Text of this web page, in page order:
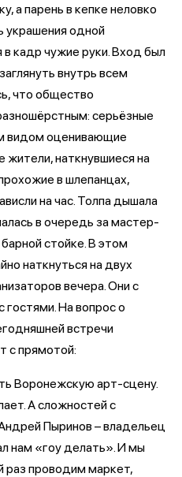
а парень в кепке неловко
украшения одной
кадр чужие руки. Вход был
внутрь всем
что общество
серьёзные
видом оценивающие
наткнувшиеся на
в шлепанцах,
на час. Толпа дышала
в очередь за мастер-
стойке. В этом
наткнуться на двух
вечера. Они с
На вопрос о
встречи
с прямотой:
Воронежскую арт-сцену.
А сложностей с
Пыринов – владельец
нам «гоу делать». И мы
раз проводим маркет,